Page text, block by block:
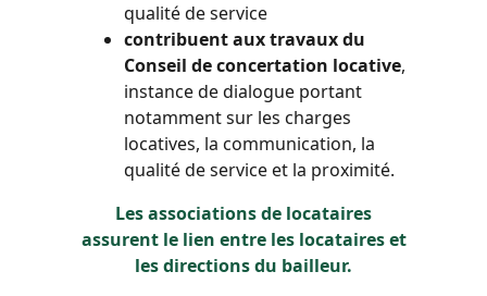
qualité de service
contribuent aux travaux du
Conseil de concertation locative,
instance de dialogue portant
notamment sur les charges
locatives, la communication, la
qualité de service et la proximité.
Les associations de locataires
assurent le lien entre les locataires et
les directions du bailleur.